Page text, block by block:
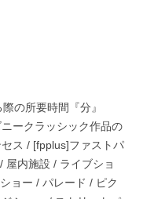
の所要時間『分』
ークラッシック作品の
ス / [fpplus]ファストパ
屋内施設 / ライブショ
ョー / パレード / ピク